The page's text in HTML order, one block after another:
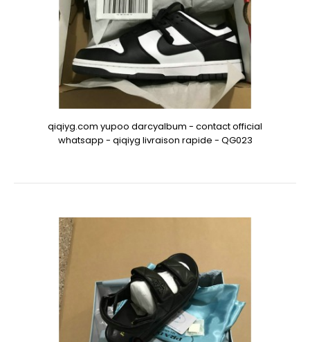
qiqiyg.com yupoo darcyalbum - contact official
whatsapp - qiqiyg livraison rapide - QG023